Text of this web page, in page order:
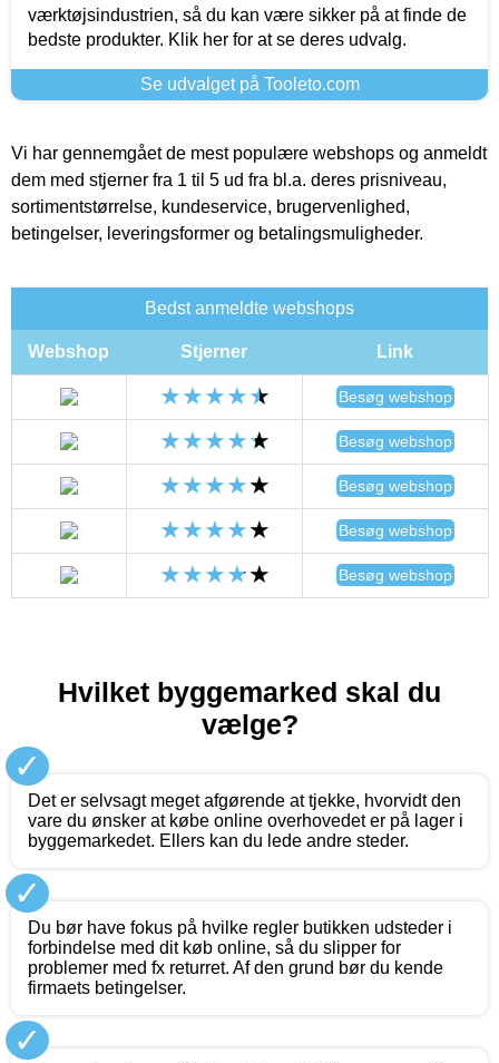
værktøjsindustrien, så du kan være sikker på at finde de
bedste produkter. Klik her for at se deres udvalg.
Se udvalget på Tooleto.com
Vi har gennemgået de mest populære webshops og anmeldt
dem med stjerner fra 1 til 5 ud fra bl.a. deres prisniveau,
sortimentstørrelse, kundeservice, brugervenlighed,
betingelser, leveringsformer og betalingsmuligheder.
Bedst anmeldte webshops
Webshop Stjerner Link
Besøg webshop
Besøg webshop
Besøg webshop
Besøg webshop
Besøg webshop
Hvilket byggemarked skal du
vælge?
✓
Det er selvsagt meget afgørende at tjekke, hvorvidt den
vare du ønsker at købe online overhovedet er på lager i
byggemarkedet. Ellers kan du lede andre steder.
✓
Du bør have fokus på hvilke regler butikken udsteder i
forbindelse med dit køb online, så du slipper for
problemer med fx returret. Af den grund bør du kende
firmaets betingelser.
✓